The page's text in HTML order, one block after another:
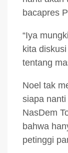
bacapres
“Iya
kita
tentang
Noel tak
siapa
NasDem
bahwa
petinggi